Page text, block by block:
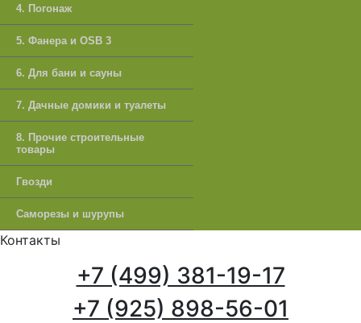
4. Погонаж
5. Фанера и OSB 3
6. Для бани и сауны
7. Дачные домики и туалеты
8. Прочие строительные
товары
Гвозди
Саморезы и шурупы
Контакты
+7 (499) 381-19-17
+7 (925) 898-56-01